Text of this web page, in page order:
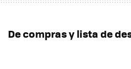
De compras y lista de